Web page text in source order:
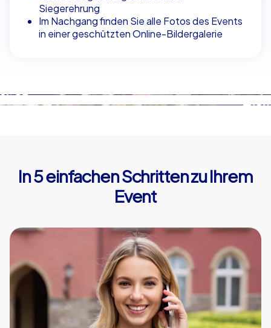
Siegerehrung
Im Nachgang finden Sie alle Fotos des Events
in einer geschützten Online-Bildergalerie
In 5 einfachen Schritten zu Ihrem
Event